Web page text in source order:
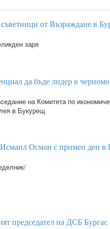
от Възраждане в
заря
да бъде лидер в
на Комитета по
в Букурещ
Осман с примен ден в
председател на ДСБ Бургас